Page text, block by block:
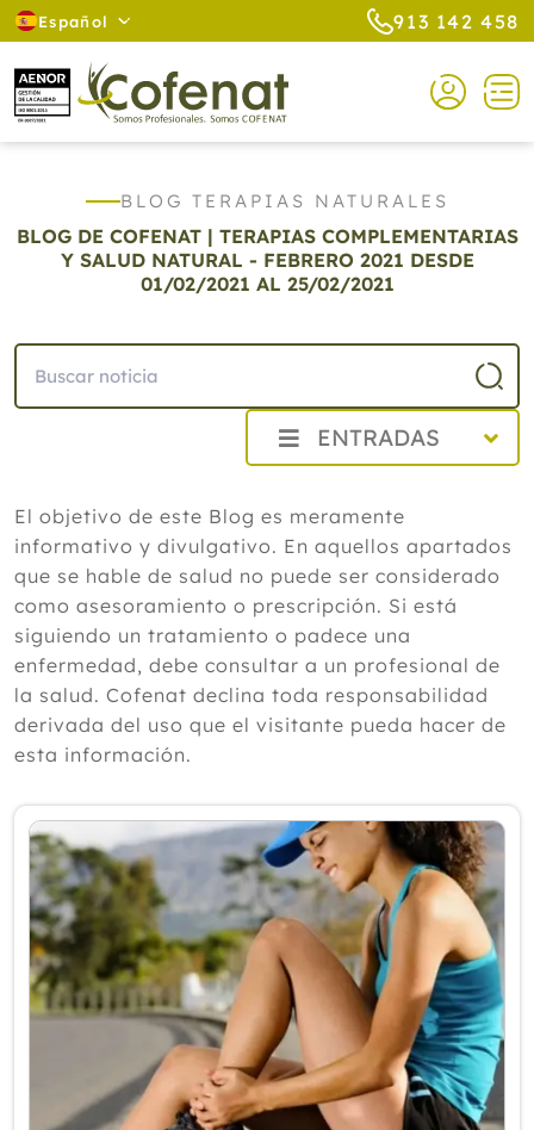
Español 913 142 458
BLOG TERAPIAS NATURALES
BLOG DE COFENAT | TERAPIAS COMPLEMENTARIAS
Y SALUD NATURAL - FEBRERO 2021 DESDE
01/02/2021 AL 25/02/2021
ENTRADAS
2025
2024
2023
2022
2021
Diciembre
Noviembre
Septiembre
Agosto
Junio
Mayo
Abril
Marzo
Febrero
Enero
2020
El objetivo de este Blog es meramente
informativo y divulgativo. En aquellos apartados
que se hable de salud no puede ser considerado
como asesoramiento o prescripción. Si está
siguiendo un tratamiento o padece una
enfermedad, debe consultar a un profesional de
la salud. Cofenat declina toda responsabilidad
derivada del uso que el visitante pueda hacer de
esta información.